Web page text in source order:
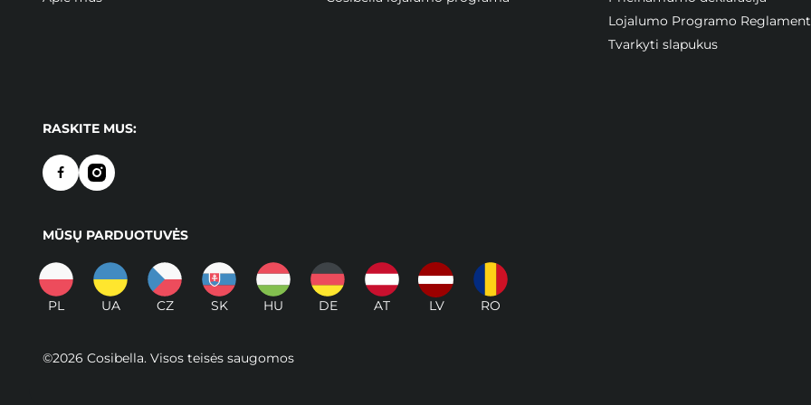
Lojalumo Programo
Tvarkyti slapukus
RASKITE MUS:
MŪSŲ PARDUOTUVĖS
PL UA CZ SK HU DE AT LV RO
©2026 Cosibella. Visos teisės saugomos